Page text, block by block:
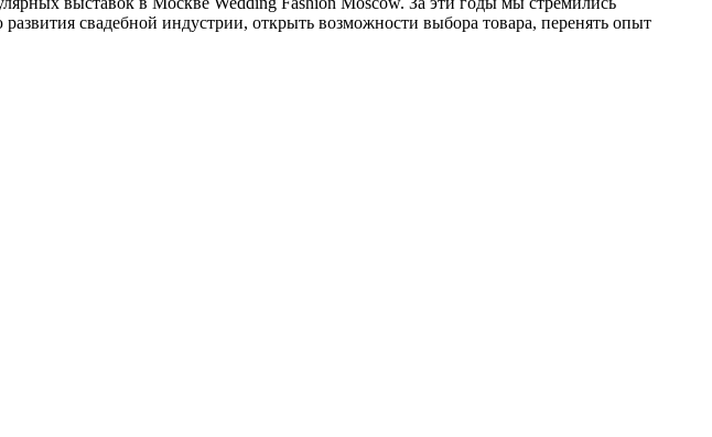
свадебной индустрии, открыть возможности выбора товара, перенять опыт